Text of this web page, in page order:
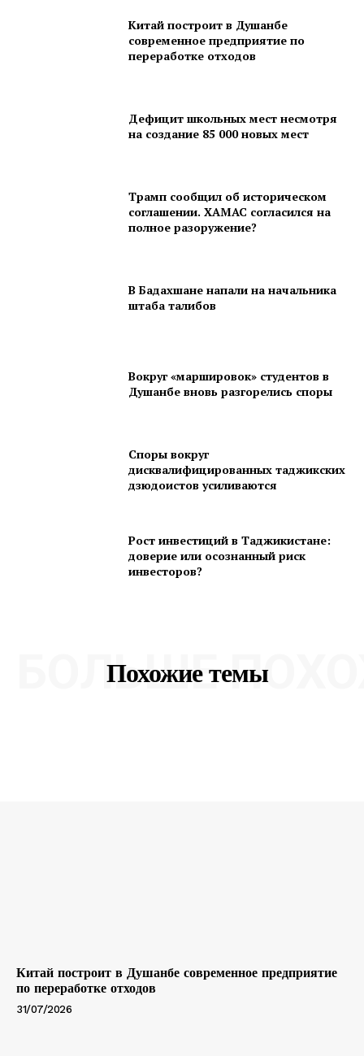
Китай построит в Душанбе
современное предприятие по
переработке отходов
Дефицит школьных мест несмотря
на создание 85 000 новых мест
Трамп сообщил об историческом
соглашении. ХАМАС согласился на
полное разоружение?
В Бадахшане напали на начальника
штаба талибов
Вокруг «маршировок» студентов в
Душанбе вновь разгорелись споры
Споры вокруг
дисквалифицированных таджикских
дзюдоистов усиливаются
Рост инвестиций в Таджикистане:
доверие или осознанный риск
инвесторов?
Похожие темы
БОЛЬШЕ
Китай построит в Душанбе современное предприятие
по переработке отходов
31/07/2026